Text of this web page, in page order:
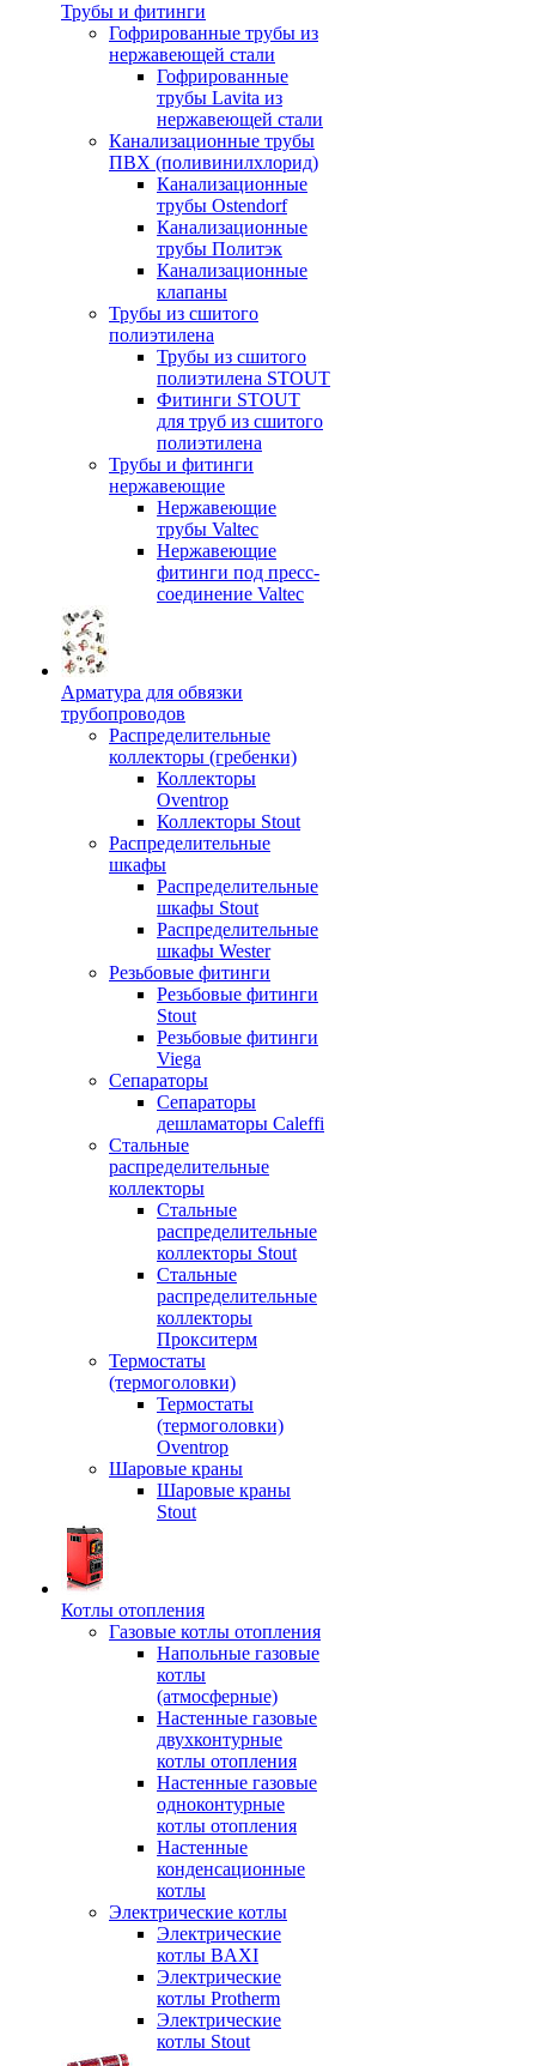
Трубы и фитинги
Гофрированные трубы из
нержавеющей стали
Гофрированные
трубы Lavita из
нержавеющей стали
Канализационные трубы
ПВХ (поливинилхлорид)
Канализационные
трубы Ostendorf
Канализационные
трубы Политэк
Канализационные
клапаны
Трубы из сшитого
полиэтилена
Трубы из сшитого
полиэтилена STOUT
Фитинги STOUT
для труб из сшитого
полиэтилена
Трубы и фитинги
нержавеющие
Нержавеющие
трубы Valtec
Нержавеющие
фитинги под пресс-
соединение Valtec
Арматура для обвязки
трубопроводов
Распределительные
коллекторы (гребенки)
Коллекторы
Oventrop
Коллекторы Stout
Распределительные
шкафы
Распределительные
шкафы Stout
Распределительные
шкафы Wester
Резьбовые фитинги
Резьбовые фитинги
Stout
Резьбовые фитинги
Viega
Сепараторы
Сепараторы
дешламаторы Caleffi
Стальные
распределительные
коллекторы
Стальные
распределительные
коллекторы Stout
Стальные
распределительные
коллекторы
Прокситерм
Термостаты
(термоголовки)
Термостаты
(термоголовки)
Oventrop
Шаровые краны
Шаровые краны
Stout
Котлы отопления
Газовые котлы отопления
Напольные газовые
котлы
(атмосферные)
Настенные газовые
двухконтурные
котлы отопления
Настенные газовые
одноконтурные
котлы отопления
Настенные
конденсационные
котлы
Электрические котлы
Электрические
котлы BAXI
Электрические
котлы Protherm
Электрические
котлы Stout